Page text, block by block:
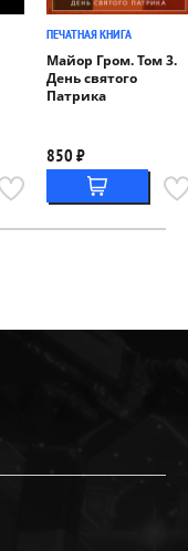
ПЕЧАТНАЯ КНИГА
Майор Гром. Том 3.
День святого
Патрика
850 ₽